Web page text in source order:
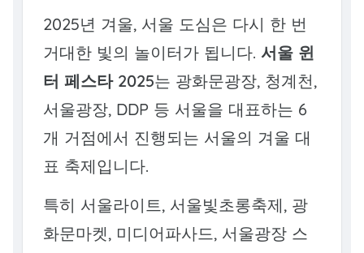
2025년 겨울, 서울 도심은 다시 한 번
거대한 빛의 놀이터가 됩니다. 서울 윈
터 페스타 2025는 광화문광장, 청계천,
서울광장, DDP 등 서울을 대표하는 6
개 거점에서 진행되는 서울의 겨울 대
표 축제입니다.
특히 서울라이트, 서울빛초롱축제, 광
화문마켓, 미디어파사드, 서울광장 스